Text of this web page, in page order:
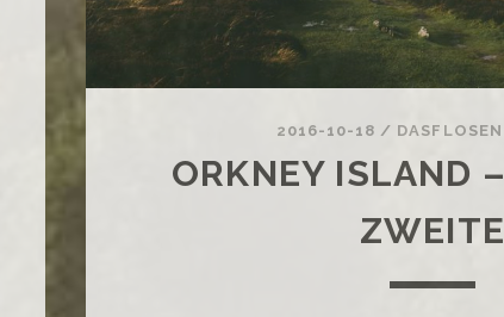
2016-10-18 / DASFLOSEN
ORKNEY ISLAND
ZWEITE